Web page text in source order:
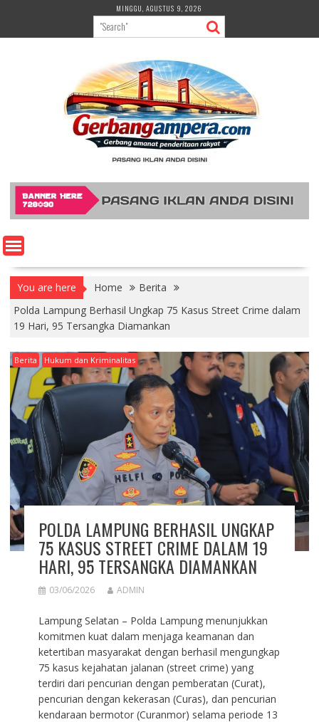
content
MINGGU, AGUSTUS 9, 2026
You are here Home
Berita
Polda Lampung Berhasil Ungkap 75 Kasus Street Crime dalam
19 Hari, 95 Tersangka Diamankan
Berita Hukum dan Kriminalitas
POLDA LAMPUNG BERHASIL UNGKAP
75 KASUS STREET CRIME DALAM 19
HARI, 95 TERSANGKA DIAMANKAN
03/06/2026 ADMIN
Lampung Selatan – Polda Lampung menunjukkan
komitmen kuat dalam menjaga keamanan dan
ketertiban masyarakat dengan berhasil mengungkap
75 kasus kejahatan jalanan (street crime) yang
terdiri dari pencurian dengan pemberatan (Curat),
pencurian dengan kekerasan (Curas), dan pencurian
kendaraan bermotor (Curanmor) selama periode 13